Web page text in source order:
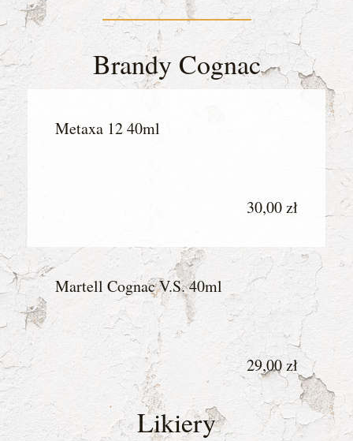
Brandy Cognac
Metaxa 12 40ml
30,00 zł
Martell Cognac V.S. 40ml
29,00 zł
Likiery